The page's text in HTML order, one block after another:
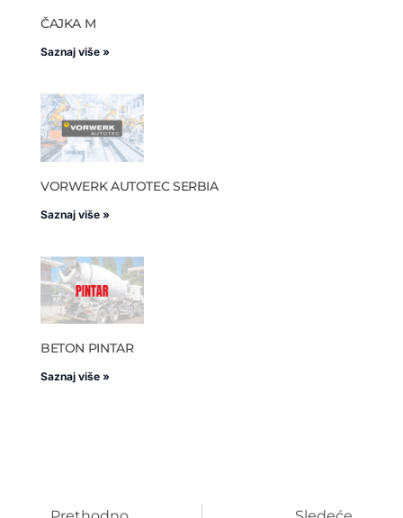
ČAJKA M
Saznaj više »
VORWERK AUTOTEC SERBIA
Saznaj više »
BETON PINTAR
Saznaj više »